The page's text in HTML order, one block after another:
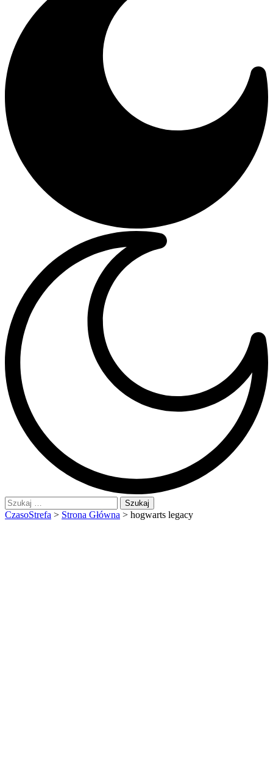
Szukaj:
CzasoStrefa > Strona Główna > hogwarts legacy